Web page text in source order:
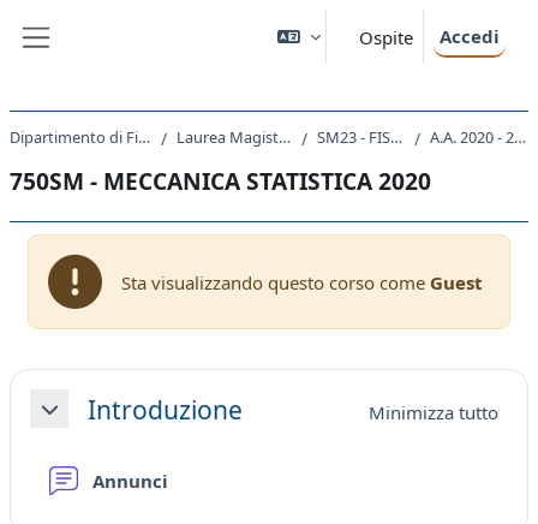
Ospite Accedi
Dipartimento di Fisica Laurea Magistrale SM23 - FISICA A.A. 2020 - 2021
750SM - MECCANICA STATISTICA 2020
Sta visualizzando questo corso come Guest
Schema della sezione
MinimizzaIntroduzione Minimizza tutto
Annunci